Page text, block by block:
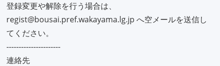
登録変更や解除を行う場合は、
regist@bousai.pref.wakayama.lg.jp へ空メールを送信し
てください。
----------------------
連絡先